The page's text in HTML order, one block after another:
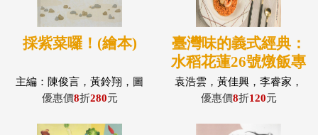
採紫菜囉！(繪本)
主編：陳俊言，黃鈴翔，圖
文：呂嘉萍，編輯小組：李
政錩，萬秀娟
優惠價8折280元
臺灣味的義式經典：
水稻花蓮26號燉飯專
用米食譜
袁浩雲，黃佳興，李睿家，
王義善
優惠價8折120元